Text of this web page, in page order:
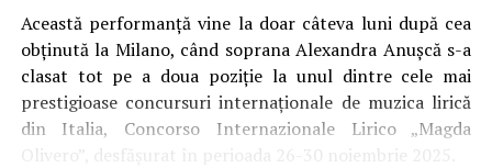
Andreea Pripon, pe podium la Arad
Peste 1,5 milioane de lei pentru aparatură medicală
la Spitalul Municipal Blaj. Ce echipamente vor fi
cumpărate
O nouă victorie pentru echipa din „Mica Romă”, în
Această performanță vine la doar câteva luni după cea
obținută la Milano, când soprana Alexandra Anușcă s-a
clasat tot pe a doua poziție la unul dintre cele mai
prestigioase concursuri internaționale de muzica lirică
din Italia, Concorso Internazionale Lirico „Magda
Olivero”, desfășurat în perioada 26-30 noiembrie 2025.